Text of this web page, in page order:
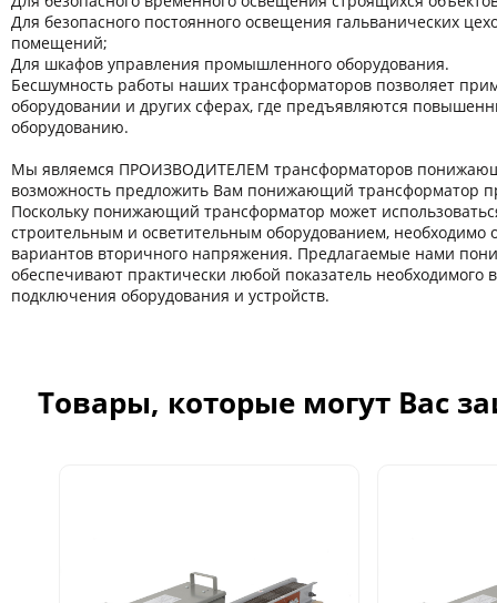
Для безопасного постоянного освещения гальванических
помещений;
Для шкафов управления промышленного оборудования.
Бесшумность работы наших трансформаторов позволяет
оборудовании и других сферaх, где предъявляются
оборудованию.
Мы являемся ПРОИЗВОДИТЕЛЕМ трансформаторов
возможность предложить Вам понижающий трансформатор
Поскольку понижающий трансформатор может
строительным и осветительным оборудованием, необходимо
вариантов вторичного напряжения. Предлагаемые нами
обеспечивают практически любой показатель необходимого
подключения оборудования и устройств.
Товары, которые могут Вас